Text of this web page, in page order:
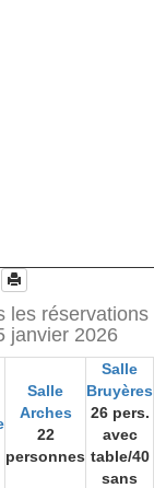
Salle
Arches
22
personnes
Salle
Bruyères
26 pers.
avec
table/40
sans
les réservations
janvier 2026